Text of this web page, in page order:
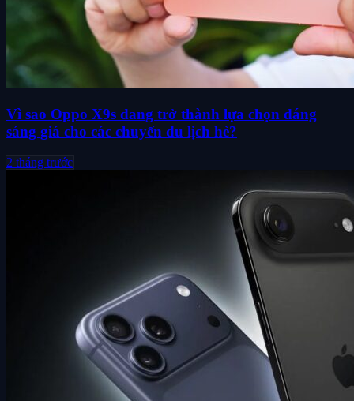
Vì sao Oppo X9s đang trở thành lựa chọn đáng
sáng giá cho các chuyến du lịch hè?
2 tháng trước